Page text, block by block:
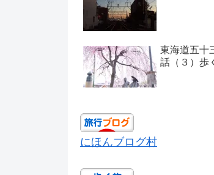
東海道五十
話（３）歩
にほんブログ村